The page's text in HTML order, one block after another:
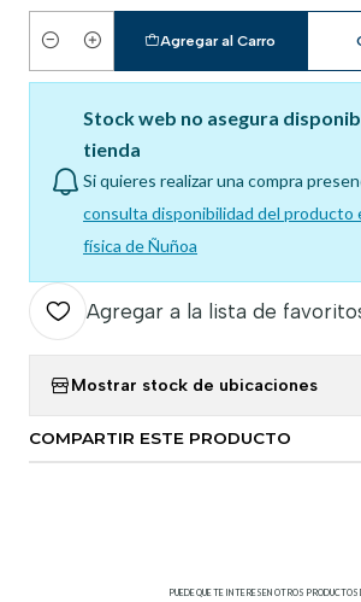
Cantidad
Agregar al Carro
Stock web no asegura
tienda
Si quieres realizar una compra
consulta disponibilidad del producto
física de Ñuñoa
Agregar a la lista de
Mostrar stock de ubicaciones
COMPARTIR ESTE PRODUCTO
PUEDE QUE TE INTERESEN OTROS PRODUCTOS